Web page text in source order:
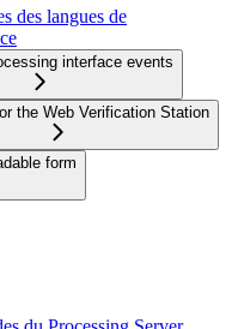
des langues de
interface events
the Web Verification Station
form